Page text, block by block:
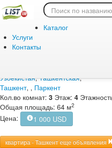
Каталог
Услуги
Контакты
Главная Аренда/Жилая/
Аренда /
Ташкент, ,
Узбекистан,Ташкентская,
Ташкент, , Паркент
Кол.во комнат: 3 Этаж: 4
Общая площадь: 64 м2
Цена: 1 000 USD
квартира - Ташкент еще объявления